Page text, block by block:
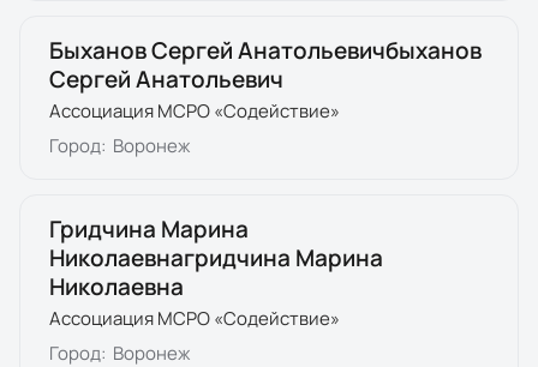
Быханов Сергей Анатольевичбыханов
Сергей Анатольевич
Ассоциация МСРО «Содействие»
Город: Воронеж
Гридчина Марина
Николаевнагридчина Марина
Николаевна
Ассоциация МСРО «Содействие»
Город: Воронеж